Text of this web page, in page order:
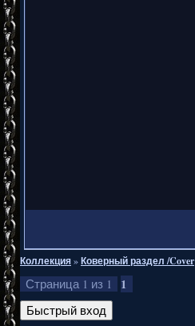
Коллекция»Коверный раздел /Cover
Страница 1 из 1 1